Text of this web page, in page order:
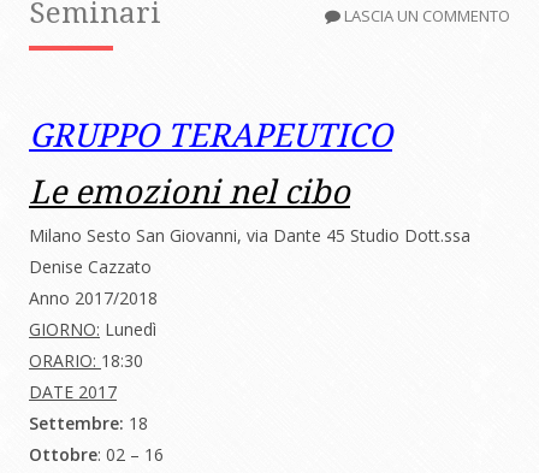
LASCIA UN COMMENTO
Seminari
GRUPPO TERAPEUTICO
Le emozioni nel cibo
Milano Sesto San Giovanni, via Dante 45 Studio Dott.ssa
Denise Cazzato
Anno 2017/2018
GIORNO: Lunedì
ORARIO: 18:30
DATE 2017
Settembre: 18
Ottobre: 02 – 16